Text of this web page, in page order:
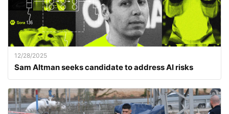
12/28/2025
Sam Altman seeks candidate to address AI risks